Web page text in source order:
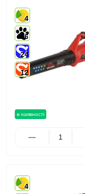
в наявності
4
6
24
12
4